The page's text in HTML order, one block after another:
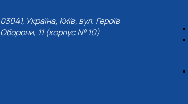
03041, Україна, Київ, вул. Героїв
Оборони, 11 (корпус № 10)